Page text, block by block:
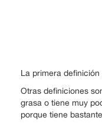
La primera
Otras definiciones
grasa o tiene muy
porque tiene